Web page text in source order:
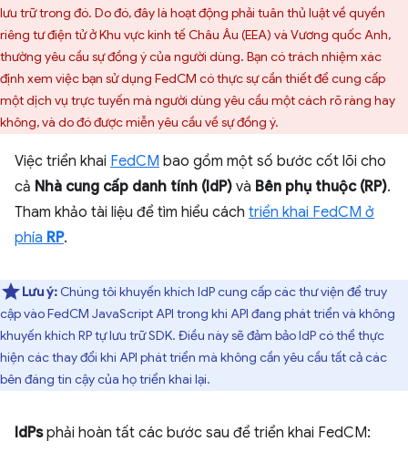
lưu trữ trong đó. Do đó, đây là hoạt động phải tuân thủ luật về quyền
riêng tư điện tử ở Khu vực kinh tế Châu Âu (EEA) và Vương quốc Anh,
thường yêu cầu sự đồng ý của người dùng. Bạn có trách nhiệm xác
định xem việc bạn sử dụng FedCM có thực sự cần thiết để cung cấp
một dịch vụ trực tuyến mà người dùng yêu cầu một cách rõ ràng hay
không, và do đó được miễn yêu cầu về sự đồng ý.
Việc triển khai FedCM bao gồm một số bước cốt lõi cho
cả Nhà cung cấp danh tính (IdP) và Bên phụ thuộc (RP).
Tham khảo tài liệu để tìm hiểu cách triển khai FedCM ở
phía RP.
Lưu ý: Chúng tôi khuyến khích IdP cung cấp các thư viện để truy
cập vào FedCM JavaScript API trong khi API đang phát triển và không
khuyến khích RP tự lưu trữ SDK. Điều này sẽ đảm bảo IdP có thể thực
hiện các thay đổi khi API phát triển mà không cần yêu cầu tất cả các
bên đáng tin cậy của họ triển khai lại.
IdPsphải hoàn tất các bước sau để triển khai FedCM: